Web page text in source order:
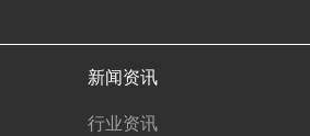
新闻资讯
行业资讯